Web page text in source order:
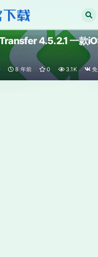
4.5.2.1 一款
8 年前 0 3.1K
部